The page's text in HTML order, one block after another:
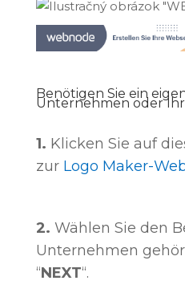
Benötigen Sie ein
Unternehmen oder
1. Klicken Sie auf
zur Logo Maker-
2. Wählen Sie den
Unternehmen
“NEXT“.